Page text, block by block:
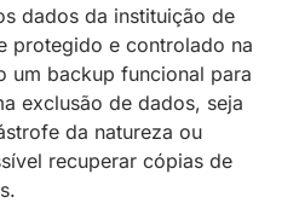
dados da instituição de
protegido e controlado na
um backup funcional para
exclusão de dados, seja
da natureza ou
recuperar cópias de